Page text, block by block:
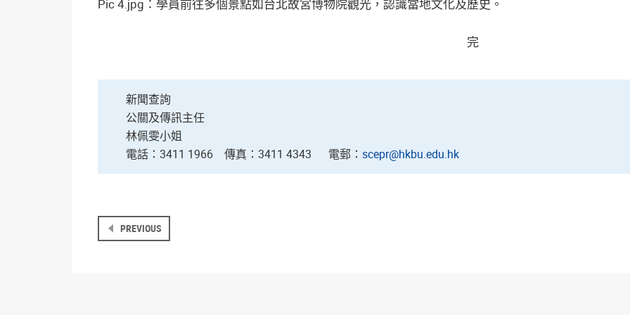
Pic 4.jpg：學員前往多個景點如台北故宮博物院觀光，認識當地文化及歷史。
完
新聞查詢
公關及傳訊主任
林佩雯小姐
電話：3411 1966 傳真：3411 4343 電郵： scepr@hkbu.edu.hk
PREVIOUS